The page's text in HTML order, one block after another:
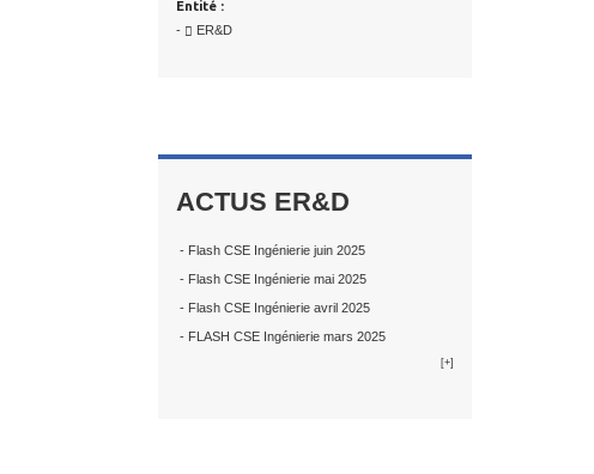
Entité :
-
ER&D
ACTUS ER&D
- Flash CSE Ingénierie juin 2025
- Flash CSE Ingénierie mai 2025
- Flash CSE Ingénierie avril 2025
- FLASH CSE Ingénierie mars 2025
[+]